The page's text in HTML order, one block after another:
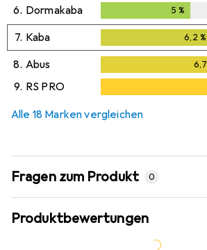
6. Dormakaba 5 %
7. Kaba 6,2 %
8. Abus 6,7
9. RS PRO
Alle 18 Marken vergleichen
Fragen zum Produkt 0
Produktbewertungen